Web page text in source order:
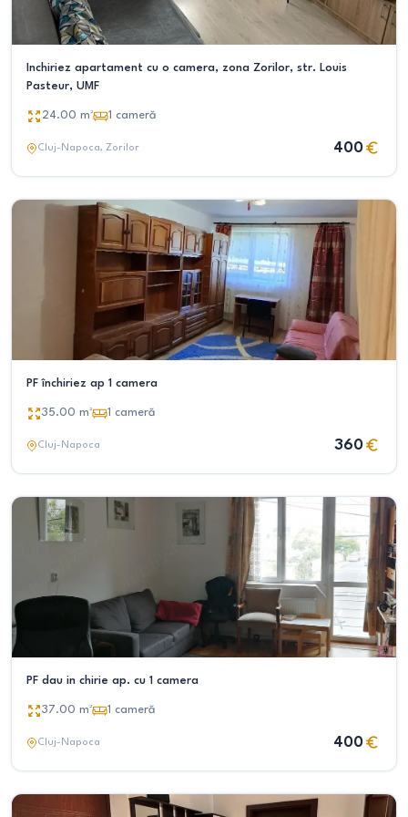
Inchiriez apartament cu o camera, zona Zorilor, str. Louis
Pasteur, UMF
24.00 m² 1 cameră
Cluj-Napoca, Zorilor 400
PF închiriez ap 1 camera
35.00 m² 1 cameră
Cluj-Napoca 360
PF dau in chirie ap. cu 1 camera
37.00 m² 1 cameră
Cluj-Napoca 400